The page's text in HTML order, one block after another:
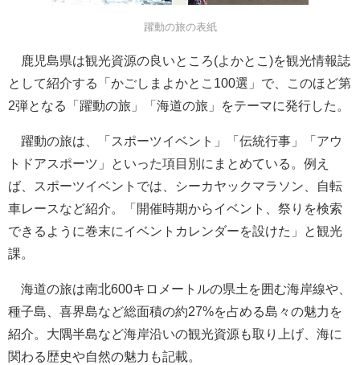
躍動の旅の表紙
鹿児島県は観光資源の良いところ(よかとこ)を観光情報誌
として紹介する「かごしまよかとこ100選」で、このほど第
2弾となる「躍動の旅」「海道の旅」をテーマに発行した。
躍動の旅は、「スポーツイベント」「伝統行事」「アウ
トドアスポーツ」といった項目別にまとめている。例え
ば、スポーツイベントでは、シーカヤックマラソン、自転
車レースなど紹介。「開催時期からイベント、祭りを検索
できるように巻末にイベントカレンダーを設けた」と観光
課。
海道の旅は南北600キロメートルの県土を囲む海岸線や、
種子島、喜界島など総面積の約27%を占める島々の魅力を
紹介。大隅半島など海岸沿いの観光資源も取り上げ、海に
関わる歴史や自然の魅力も記載。